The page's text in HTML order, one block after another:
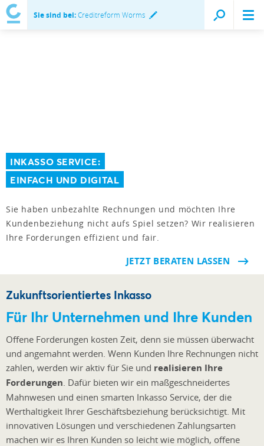
Sie sind bei:Creditreform Worms
INKASSO SERVICE:
EINFACH UND DIGITAL
Sie haben unbezahlte Rechnungen und möchten Ihre
Kundenbeziehung nicht aufs Spiel setzen? Wir realisieren
Ihre Forderungen effizient und fair.
JETZT BERATEN LASSEN
Zukunftsorientiertes Inkasso
Für Ihr Unternehmen und Ihre Kunden
Offene Forderungen kosten Zeit, denn sie müssen überwacht
und angemahnt werden. Wenn Kunden Ihre Rechnungen nicht
zahlen, werden wir aktiv für Sie und realisieren Ihre
Forderungen . Dafür bieten wir ein maßgeschneidertes
Mahnwesen und einen smarten Inkasso Service, der die
Werthaltigkeit Ihrer Geschäftsbeziehung berücksichtigt. Mit
innovativen Lösungen und verschiedenen Zahlungsarten
machen wir es Ihren Kunden so leicht wie möglich, offene